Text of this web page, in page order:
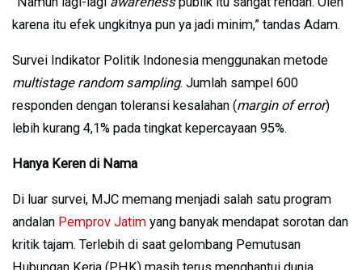
karena itu efek ungkitnya pun ya jadi minim,” tandas Adam.
Survei Indikator Politik Indonesia menggunakan metode
multistage random sampling. Jumlah sampel 600
responden dengan toleransi kesalahan (margin of error)
lebih kurang 4,1% pada tingkat kepercayaan 95%.
Hanya Keren di Nama
Di luar survei, MJC memang menjadi salah satu program
andalan Pemprov Jatim yang banyak mendapat sorotan dan
kritik tajam. Terlebih di saat gelombang Pemutusan